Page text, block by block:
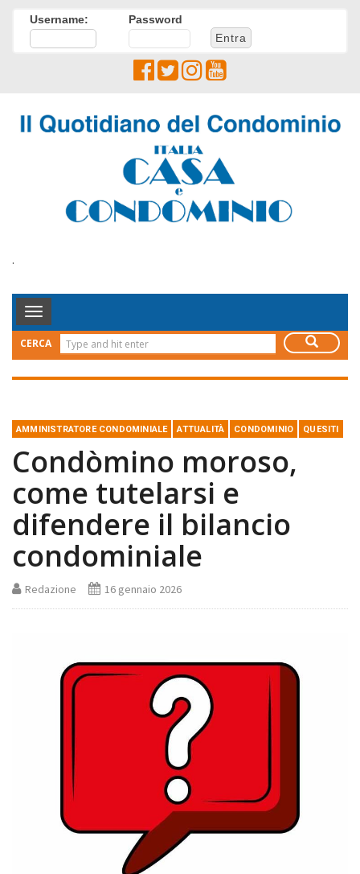
Username: Password
.
Toggle
Navigation
CERCA
AMMINISTRATORE CONDOMINIALE ATTUALITÀ CONDOMINIO QUESITI
Condòmino moroso,
come tutelarsi e
difendere il bilancio
condominiale
Redazione 16 gennaio 2026